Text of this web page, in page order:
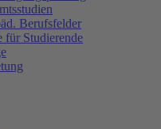
Berufsfelder
für Studierende